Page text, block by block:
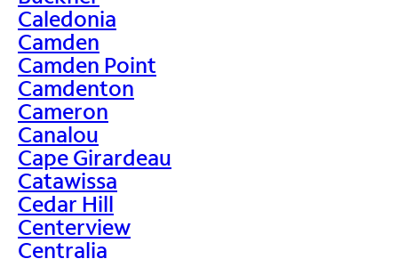
Caledonia
Camden
Camden Point
Camdenton
Cameron
Canalou
Cape Girardeau
Catawissa
Cedar Hill
Centerview
Centralia